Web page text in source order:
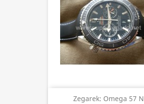
Zegarek: Omega 57 N